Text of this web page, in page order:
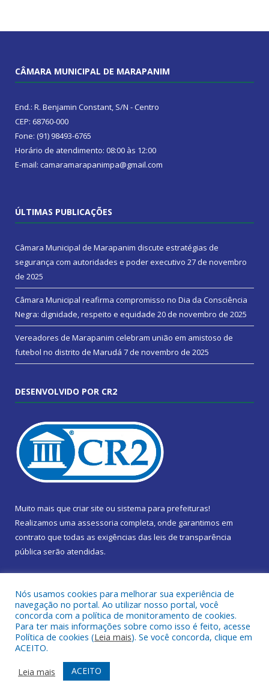
CÂMARA MUNICIPAL DE MARAPANIM
End.: R. Benjamin Constant, S/N - Centro
CEP: 68760-000
Fone: (91) 98493-6765
Horário de atendimento: 08:00 às 12:00
E-mail: camaramarapanimpa@gmail.com
ÚLTIMAS PUBLICAÇÕES
Câmara Municipal de Marapanim discute estratégias de
segurança com autoridades e poder executivo 27 de novembro
de 2025
Câmara Municipal reafirma compromisso no Dia da Consciência
Negra: dignidade, respeito e equidade 20 de novembro de 2025
Vereadores de Marapanim celebram união em amistoso de
futebol no distrito de Marudá 7 de novembro de 2025
DESENVOLVIDO POR CR2
Muito mais que criar site ou sistema para prefeituras!
Realizamos uma assessoria completa, onde garantimos em
contrato que todas as exigências das leis de transparência
pública serão atendidas.
Todos os direitos reservados a Câmara Municipal de Marapanim.
Mapa do Site
Acessar Área Administrativa
Nós usamos cookies para melhorar sua experiência de
navegação no portal. Ao utilizar nosso portal, você
concorda com a política de monitoramento de cookies.
Para ter mais informações sobre como isso é feito, acesse
Política de cookies (Leia mais). Se você concorda, clique em
ACEITO.
Leia mais
ACEITO